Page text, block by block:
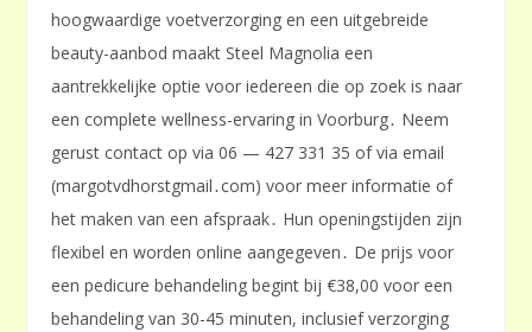
hoogwaardige voetverzorging en een uitgebreide
beauty-aanbod maakt Steel Magnolia een
aantrekkelijke optie voor iedereen die op zoek is naar
een complete wellness-ervaring in Voorburg․ Neem
gerust contact op via 06 — 427 331 35 of via email
(margotvdhorstgmail․com) voor meer informatie of
het maken van een afspraak․ Hun openingstijden zijn
flexibel en worden online aangegeven․ De prijs voor
een pedicure behandeling begint bij €38,00 voor een
behandeling van 30-45 minuten, inclusief verzorging